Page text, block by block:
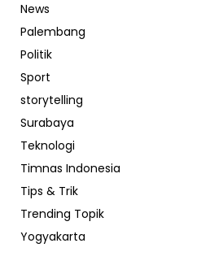
News
Palembang
Politik
Sport
storytelling
Surabaya
Teknologi
Timnas Indonesia
Tips & Trik
Trending Topik
Yogyakarta